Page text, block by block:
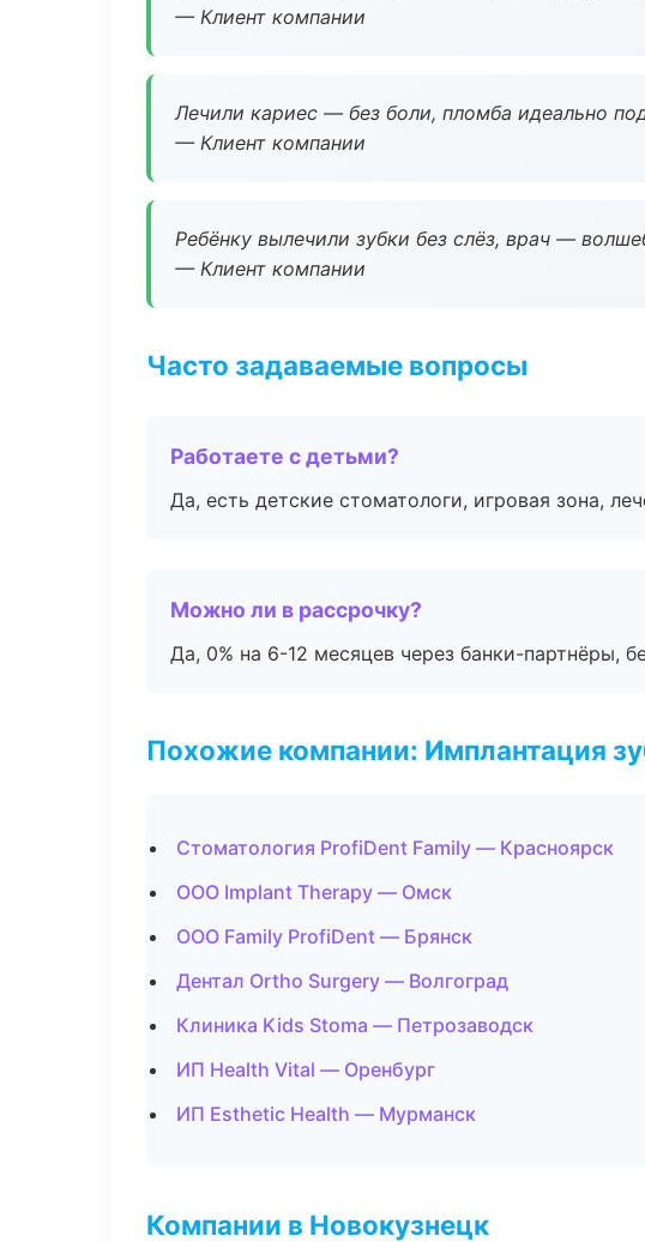
— Клиент компании
Лечили кариес — без боли, пломба идеально
— Клиент компании
Ребёнку вылечили зубки без слёз, врач —
— Клиент компании
Часто задаваемые вопросы
Работаете с детьми?
Да, есть детские стоматологи, игровая зона,
Можно ли в рассрочку?
Да, 0% на 6-12 месяцев через банки-партнёры,
Похожие компании: Имплантация
Стоматология ProfiDent Family — Красноярск
ООО Implant Therapy — Омск
ООО Family ProfiDent — Брянск
Дентал Ortho Surgery — Волгоград
Клиника Kids Stoma — Петрозаводск
ИП Health Vital — Оренбург
ИП Esthetic Health — Мурманск
Компании в Новокузнецк